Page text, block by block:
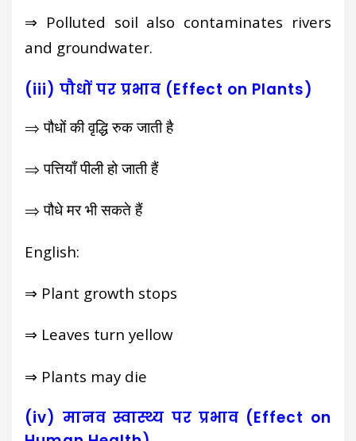
⇒ Polluted soil also contaminates rivers
and groundwater.
(iii) पौधों पर प्रभाव (Effect on Plants)
⇒ पौधों की वृद्धि रुक जाती है
⇒ पत्तियाँ पीली हो जाती हैं
⇒ पौधे मर भी सकते हैं
English:
⇒ Plant growth stops
⇒ Leaves turn yellow
⇒ Plants may die
(iv) मानव स्वास्थ्य पर प्रभाव (Effect on